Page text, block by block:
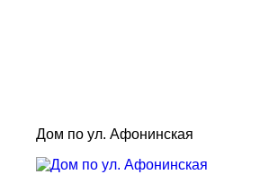
Дом по ул. Афонинская